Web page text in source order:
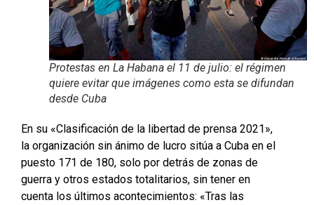
Protestas en La Habana el 11 de julio: el régimen
quiere evitar que imágenes como esta se difundan
desde Cuba
En su «Clasificación de la libertad de prensa 2021»,
la organización sin ánimo de lucro sitúa a Cuba en el
puesto 171 de 180, solo por detrás de zonas de
guerra y otros estados totalitarios, sin tener en
cuenta los últimos acontecimientos: «Tras las